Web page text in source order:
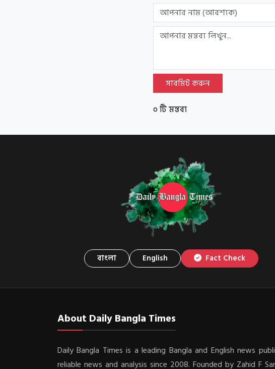
সাবমিট করুন
০ টি মন্তব্য
বাংলা English Fact Check
About Daily Bangla Times
Daily Bangla Times is a leading Bangla and English news
reliable news and analysis since 2008. Founded by Zahid F